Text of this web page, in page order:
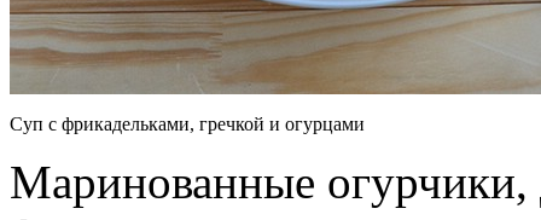
Суп с фрикадельками, гречкой и огурцами
Маринованные огурчики,